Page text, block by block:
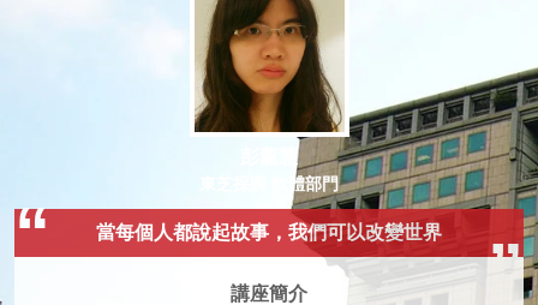
彭薰慧
東芝採購 軟體部門
當每個人都說起故事，我們可以改變世界
講座簡介